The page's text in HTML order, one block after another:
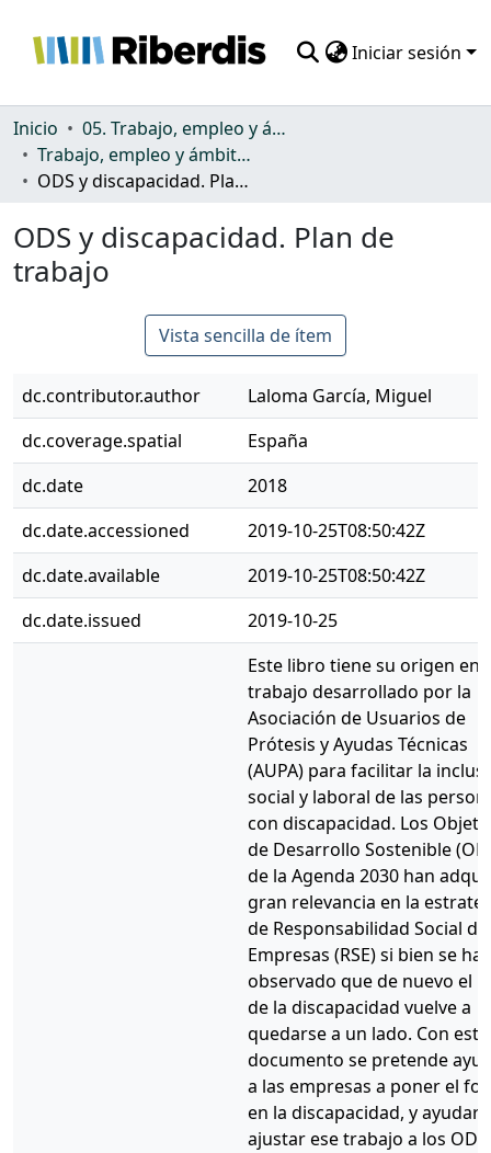
Iniciar sesión
Comunidades
Todo DSpace
Inicio
05. Trabajo, empleo y ámbito productivo
Trabajo, empleo y ámbito productivo
ODS y discapacidad. Plan de trabajo
ODS y discapacidad. Plan de
trabajo
Vista sencilla de ítem
dc.contributor.author
Laloma García, Miguel
dc.coverage.spatial
España
dc.date
2018
dc.date.accessioned
2019-10-25T08:50:42Z
dc.date.available
2019-10-25T08:50:42Z
dc.date.issued
2019-10-25
Este libro tiene su origen en
trabajo desarrollado por la
Asociación de Usuarios de
Prótesis y Ayudas Técnicas
(AUPA) para facilitar la
social y laboral de las
con discapacidad. Los
de Desarrollo Sostenible
de la Agenda 2030 han
gran relevancia en la
de Responsabilidad Social
Empresas (RSE) si bien se ha
observado que de nuevo el
de la discapacidad vuelve a
quedarse a un lado. Con este
documento se pretende
a las empresas a poner el
en la discapacidad, y
ajustar ese trabajo a los ODS,